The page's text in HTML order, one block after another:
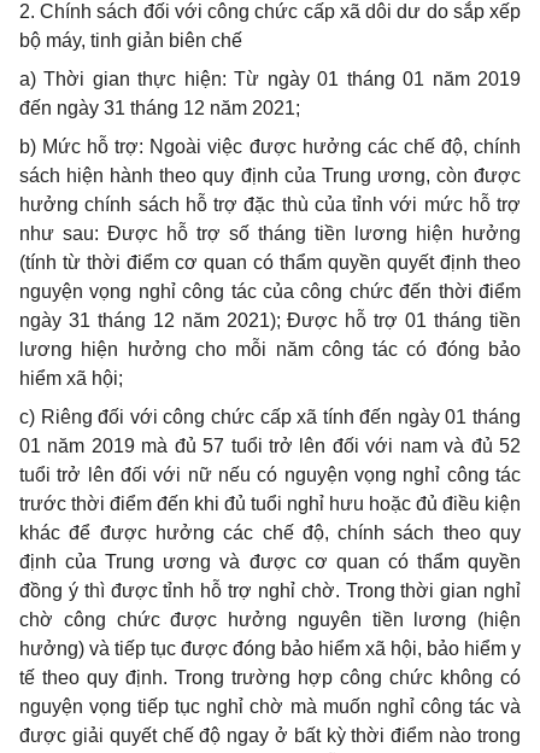
2. Chính sách đối với công chức cấp xã dôi dư do sắp xếp
bộ máy, tinh giản biên chế
a) Thời gian thực hiện: Từ ngày 01 tháng 01 năm 2019
đến ngày 31 tháng 12 năm 2021;
b) Mức hỗ trợ: Ngoài việc được hưởng các chế độ, chính
sách hiện hành theo quy định của Trung ương, còn được
hưởng chính sách hỗ trợ đặc thù của tỉnh với mức hỗ trợ
như sau: Được hỗ trợ số tháng tiền lương hiện hưởng
(tính từ thời điểm cơ quan có thẩm quyền quyết định theo
nguyện vọng nghỉ công tác của công chức đến thời điểm
ngày 31 tháng 12 năm 2021); Được hỗ trợ 01 tháng tiền
lương hiện hưởng cho mỗi năm công tác có đóng bảo
hiểm xã hội;
c) Riêng đối với công chức cấp xã tính đến ngày 01 tháng
01 năm 2019 mà đủ 57 tuổi trở lên đối với nam và đủ 52
tuổi trở lên đối với nữ nếu có nguyện vọng nghỉ công tác
trước thời điểm đến khi đủ tuổi nghỉ hưu hoặc đủ điều kiện
khác để được hưởng các chế độ, chính sách theo quy
định của Trung ương và được cơ quan có thẩm quyền
đồng ý thì được tỉnh hỗ trợ nghỉ chờ. Trong thời gian nghỉ
chờ công chức được hưởng nguyên tiền lương (hiện
hưởng) và tiếp tục được đóng bảo hiểm xã hội, bảo hiểm y
tế theo quy định. Trong trường hợp công chức không có
nguyện vọng tiếp tục nghỉ chờ mà muốn nghỉ công tác và
được giải quyết chế độ ngay ở bất kỳ thời điểm nào trong